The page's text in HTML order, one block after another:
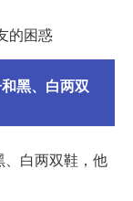
的困惑
黑、白两双
白两双鞋，他